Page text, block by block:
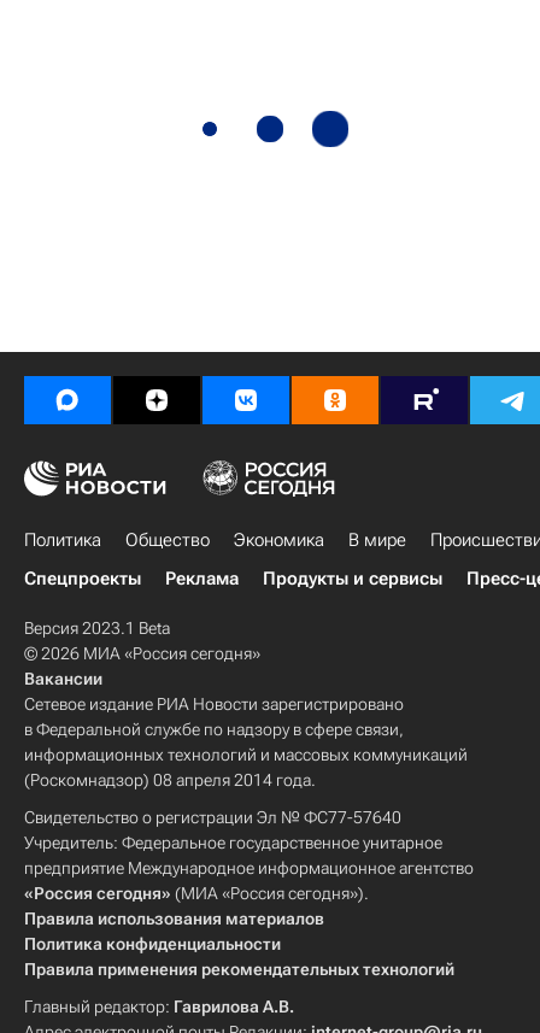
Политика Общество Экономика В мире
Спецпроекты
Реклама Продукты и сервисы Пресс-
Версия 2023.1 Beta
© 2026 МИА «Россия сегодня»
Вакансии
Сетевое издание РИА Новости зарегистрировано
в Федеральной службе по надзору в сфере связи,
информационных технологий и массовых коммуникаций
(Роскомнадзор) 08 апреля 2014 года.
Свидетельство о регистрации Эл № ФС77-57640
Учредитель: Федеральное государственное унитарное
предприятие Международное информационное агентство
«Россия сегодня» (МИА «Россия сегодня»).
Правила использования материалов
Политика конфиденциальности
Правила применения рекомендательных технологий
Главный редактор: Гаврилова А.В.